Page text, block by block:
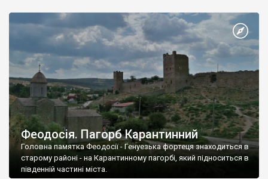
Феодосія. Пагорб Карантинний
Головна памятка Феодосії - Генуезька фортеця знаходиться в
старому районі - на Карантинному пагорбі, який підноситься в
південній частині міста.